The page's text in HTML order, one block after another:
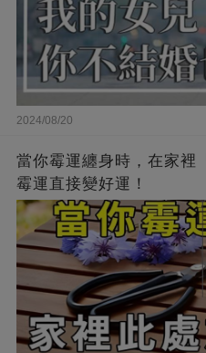
2024/08/20
當你霉運纏身時，在家裡
霉運直接變好運！